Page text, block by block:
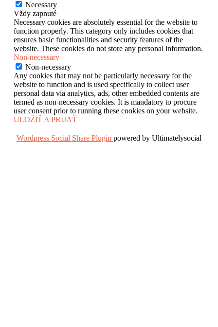
Necessary
Vždy zapnuté
Necessary cookies are absolutely essential for the website to
function properly. This category only includes cookies that
ensures basic functionalities and security features of the
website. These cookies do not store any personal information.
Non-necessary
Non-necessary
Any cookies that may not be particularly necessary for the
website to function and is used specifically to collect user
personal data via analytics, ads, other embedded contents are
termed as non-necessary cookies. It is mandatory to procure
user consent prior to running these cookies on your website.
ULOŽIŤ A PRIJAŤ
Wordpress Social Share Plugin powered by Ultimatelysocial